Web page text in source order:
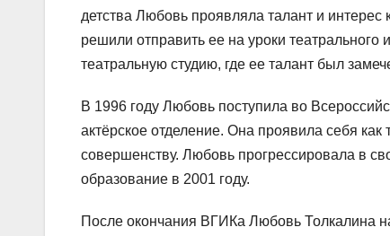
детства Любовь проявляла талант и интерес
решили отправить ее на уроки
театральную студию, где ее талант был
В 1996 году Любовь поступила во
актёрское отделение. Она проявила себя
совершенству. Любовь прогрессировала в
образование в 2001 году.
После окончания ВГИКа Любовь Толкалина